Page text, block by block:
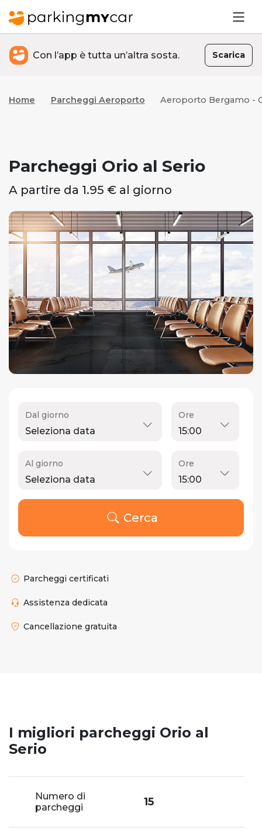
Con l’app è tutta un’altra sosta. Scarica
Home Parcheggi Aeroporto Aeroporto Bergamo -
Parcheggi Orio al Serio
A partire da 1.95 € al giorno
Dal giorno Ore
Al giorno Ore
Cerca
Parcheggi certificati
Assistenza dedicata
Cancellazione gratuita
I migliori parcheggi Orio al
Serio
Numero di
parcheggi
15